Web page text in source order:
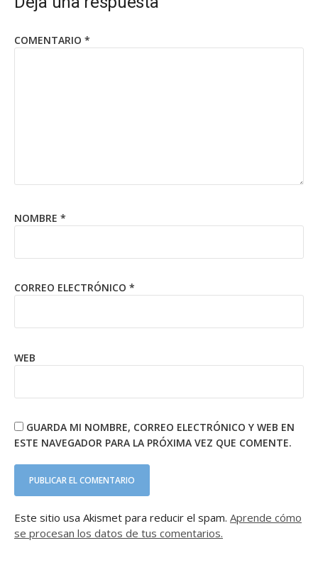
COMENTARIO *
NOMBRE *
CORREO ELECTRÓNICO *
WEB
GUARDA MI NOMBRE, CORREO ELECTRÓNICO Y WEB EN
ESTE NAVEGADOR PARA LA PRÓXIMA VEZ QUE COMENTE.
Este sitio usa Akismet para reducir el spam. Aprende cómo
se procesan los datos de tus comentarios.